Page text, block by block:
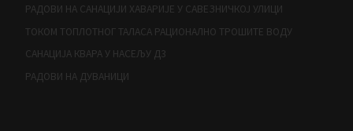
РАДОВИ НА САНАЦИЈИ ХАВАРИЈЕ У САВЕЗНИЧКОЈ УЛИЦИ
ТОКОМ ТОПЛОТНОГ ТАЛАСА РАЦИОНАЛНО ТРОШИТЕ ВОДУ
САНАЦИЈА КВАРА У НАСЕЉУ Д3
РАДОВИ НА ДУВАНИЦИ